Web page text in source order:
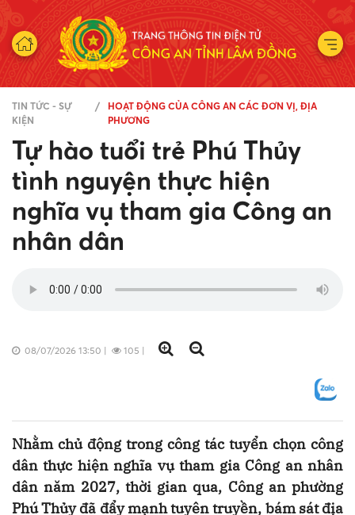
TIN TỨC - SỰ
KIỆN
HOẠT ĐỘNG CỦA CÔNG AN CÁC ĐƠN VỊ, ĐỊA
PHƯƠNG
Tự hào tuổi trẻ Phú Thủy
tình nguyện thực hiện
nghĩa vụ tham gia Công an
nhân dân
08/07/2026 13:50 | 105 |
Nhằm chủ động trong công tác tuyển chọn công
dân thực hiện nghĩa vụ tham gia Công an nhân
dân năm 2027, thời gian qua, Công an phường
Phú Thủy đã đẩy mạnh tuyên truyền, bám sát địa